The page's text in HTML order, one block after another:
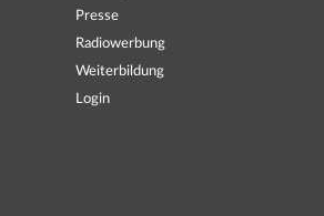
Presse
Radiowerbung
Weiterbildung
Login